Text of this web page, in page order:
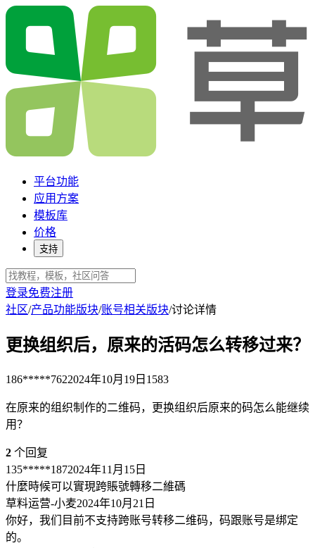
平台功能
应用方案
模板库
价格
支持
登录免费注册
社区/产品功能版块/账号相关版块/讨论详情
更换组织后，原来的活码怎么转移过来？
186*****7622024年10月19日 1583
在原来的组织制作的二维码，更换组织后原来的码怎么能继续
用？
2 个回复
135*****1872024年11月15日
什麼時候可以實現跨賬號轉移二維碼
草料运营-小麦2024年10月21日
你好，我们目前不支持跨账号转移二维码，码跟账号是绑定
的。